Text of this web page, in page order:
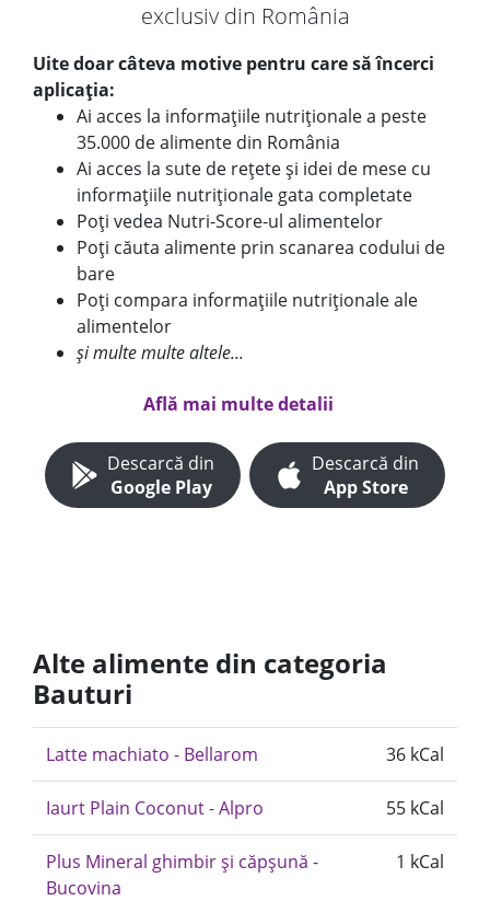
exclusiv din România
Uite doar câteva motive pentru care să încerci
aplicația:
Ai acces la informațiile nutriționale a peste
35.000 de alimente din România
Ai acces la sute de rețete și idei de mese cu
informațiile nutriționale gata completate
Poți vedea Nutri-Score-ul alimentelor
Poți căuta alimente prin scanarea codului de
bare
Poți compara informațiile nutriționale ale
alimentelor
și multe multe altele...
Află mai multe detalii
Descarcă din
Google Play
Descarcă din
App Store
Alte alimente din categoria
Bauturi
Latte machiato - Bellarom 36 kCal
Iaurt Plain Coconut - Alpro 55 kCal
Plus Mineral ghimbir și căpșună -
Bucovina
1 kCal